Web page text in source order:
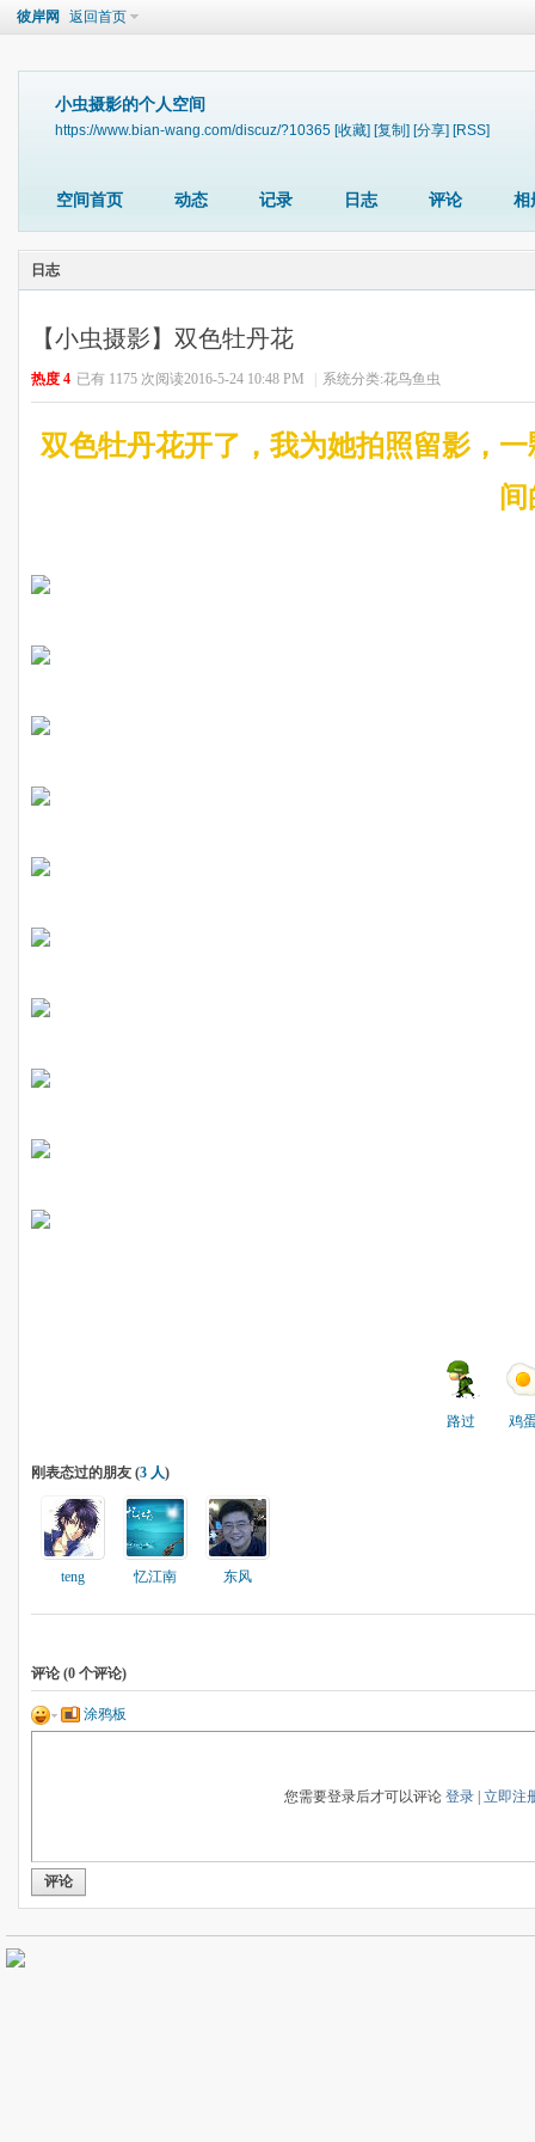
彼岸网 返回首页
小虫摄影的个人空间
https://www.bian-wang.com/discuz/?10365 [收藏] [复制] [分享] [RSS]
空间首页 动态 记录 日志 评论 相
日志
【小虫摄影】双色牡丹花
热度 4 已有 1175 次阅读2016-5-24 10:48 PM 系统分类:花鸟鱼虫
双色牡丹花开了，我为她拍照留影，
间
路过 鸡
刚表态过的朋友 (3 人)
teng 忆江南 东风
评论 (0 个评论)
涂鸦板
您需要登录后才可以评论 登录| 立即注
评论